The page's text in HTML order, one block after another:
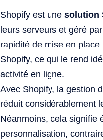
Shopify est une solution
leurs serveurs et géré
rapidité de mise en
Shopify, ce qui le rend
activité en ligne.
Avec Shopify, la gestion
réduit considérablement
Néanmoins, cela signifie
personnalisation,